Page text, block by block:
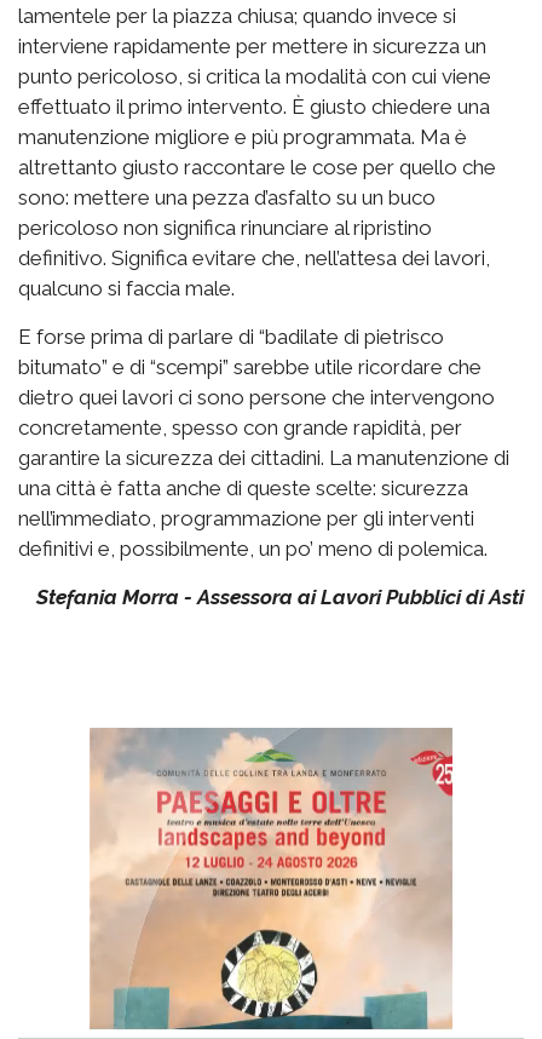
lamentele per la piazza chiusa; quando invece si
interviene rapidamente per mettere in sicurezza un
punto pericoloso, si critica la modalità con cui viene
effettuato il primo intervento. È giusto chiedere una
manutenzione migliore e più programmata. Ma è
altrettanto giusto raccontare le cose per quello che
sono: mettere una pezza d’asfalto su un buco
pericoloso non significa rinunciare al ripristino
definitivo. Significa evitare che, nell’attesa dei lavori,
qualcuno si faccia male.
E forse prima di parlare di “badilate di pietrisco
bitumato” e di “scempi” sarebbe utile ricordare che
dietro quei lavori ci sono persone che intervengono
concretamente, spesso con grande rapidità, per
garantire la sicurezza dei cittadini. La manutenzione di
una città è fatta anche di queste scelte: sicurezza
nell’immediato, programmazione per gli interventi
definitivi e, possibilmente, un po’ meno di polemica.
Stefania Morra - Assessora ai Lavori Pubblici di Asti